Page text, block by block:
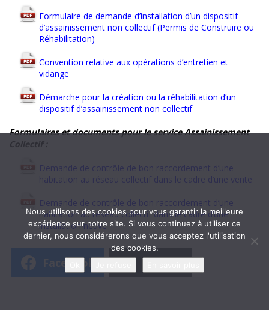
Formulaire de demande d’installation d’un dispositif
d’assainissement non collectif (Permis de Construire ou
Réhabilitation)
Convention relative aux opérations d’entretien et
vidange
Démarche pour la création ou la réhabilitation d’un
dispositif d’assainissement non collectif
Formulaires et documents pour le service Assainissement
Collectif :
Demande de contrôle de bon raccordement d’une
habitation au réseau collectif dans le cadre d’une vente
Demande de contrôle de bon raccordement d’une
habitation au réseau collectif dans le cadre d’une
installation neuve
Facebook Bluesky
Nous utilisons des cookies pour vous garantir la meilleure
expérience sur notre site. Si vous continuez à utiliser ce
dernier, nous considérerons que vous acceptez l'utilisation
des cookies.